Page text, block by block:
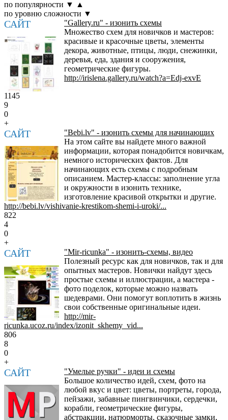
по популярности ▼
▲
по уровню сложности ▼
САЙТ
"Gallery.ru" - изонить схемы
Множество схем для новичков и мастеров:
красивые и красочные цветы, элементы
декора, животные, птицы, люди, снежинки,
деревья, еда, здания и сооружения,
геометрические фигуры.
http://irislena.gallery.ru/watch?a=Edj-exvE
1145
9
0
+
САЙТ
"Bebi.lv" - изонить схемы для начинающих
На этом сайте вы найдете много важной
информации, которая понадобится новичкам,
немного исторических фактов. Для
начинающих есть схемы с подробным
описанием. Мастер-классы: заполнение угла
и окружности в изонить технике,
изготовление красивой открытки и другие.
http://bebi.lv/vishivanie-krestikom-shemi-i-uroki/...
822
4
0
+
САЙТ
"Mir-ricunka" - изонить-схемы, видео
Полезный ресурс как для новичков, так и для
опытных мастеров. Новички найдут здесь
простые схемы и иллюстрации, а мастера -
фото поделок, которые можно назвать
шедеврами. Они помогут воплотить в жизнь
свои собственные оригинальные идеи.
http://mir-
ricunka.ucoz.ru/index/izonit_skhemy_vid...
806
8
0
+
САЙТ
"Умелые ручки" - идеи и схемы
Большое количество идей, схем, фото на
любой вкус и цвет: цветы, портреты, города,
пейзажи, забавные пингвинчики, сердечки,
корабли, геометрические фигуры,
абстракции, натюрморты, сказочные замки,